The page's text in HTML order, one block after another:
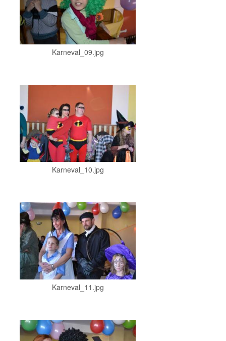
Karneval_09.jpg
Karneval_10.jpg
Karneval_11.jpg